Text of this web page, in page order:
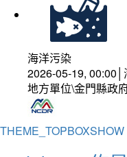
海洋污染
2026-05-19,
地方單位\金門縣政
THEME_TOPBOXSHOW